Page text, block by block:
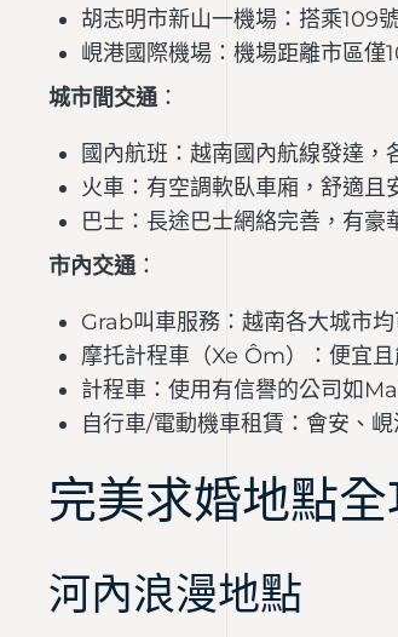
胡志明市新山一機場：搭乘109
峴港國際機場：機場距離市區僅
城市間交通：
國內航班：越南國內航線發達
火車：有空調軟臥車廂，舒適
巴士：長途巴士網絡完善，有
市內交通：
Grab叫車服務：越南各大城市
摩托計程車（Xe Ôm）：便宜
計程車：使用有信譽的公司如
自行車/電動機車租賃：會安、
完美求婚地點
河內浪漫地點